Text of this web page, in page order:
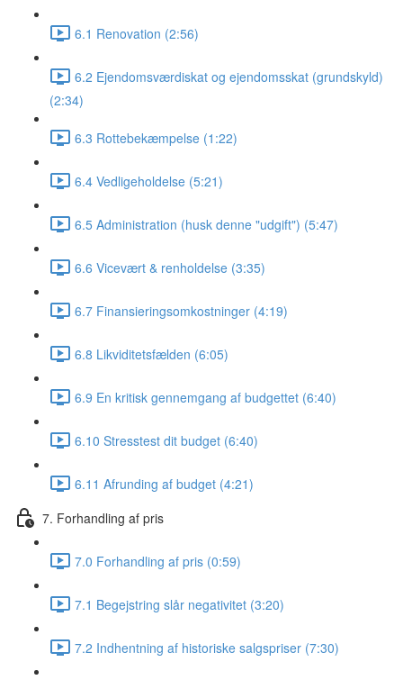
6.1 Renovation (2:56)
6.2 Ejendomsværdiskat og ejendomsskat (grundskyld)
(2:34)
6.3 Rottebekæmpelse (1:22)
6.4 Vedligeholdelse (5:21)
6.5 Administration (husk denne "udgift") (5:47)
6.6 Vicevært & renholdelse (3:35)
6.7 Finansieringsomkostninger (4:19)
6.8 Likviditetsfælden (6:05)
6.9 En kritisk gennemgang af budgettet (6:40)
6.10 Stresstest dit budget (6:40)
6.11 Afrunding af budget (4:21)
7. Forhandling af pris
7.0 Forhandling af pris (0:59)
7.1 Begejstring slår negativitet (3:20)
7.2 Indhentning af historiske salgspriser (7:30)